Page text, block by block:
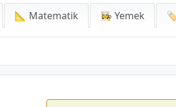
📐 Matematik 👩‍🍳 Yemek